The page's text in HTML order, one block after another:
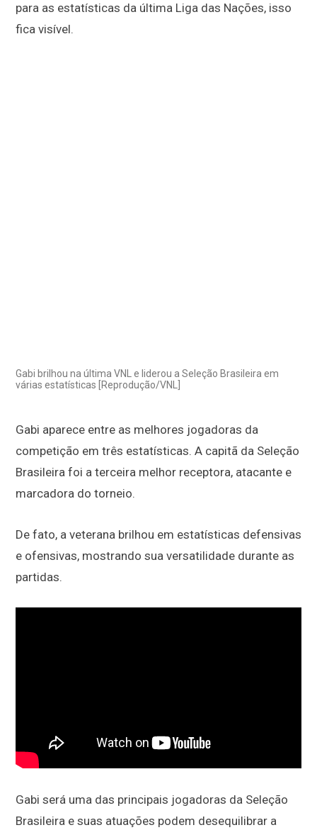
para as estatísticas da última Liga das Nações, isso
fica visível.
Gabi brilhou na última VNL e liderou a Seleção Brasileira em
várias estatísticas [Reprodução/VNL]
Gabi aparece entre as melhores jogadoras da
competição em três estatísticas. A capitã da Seleção
Brasileira foi a terceira melhor receptora, atacante e
marcadora do torneio.
De fato, a veterana brilhou em estatísticas defensivas
e ofensivas, mostrando sua versatilidade durante as
partidas.
Gabi será uma das principais jogadoras da Seleção
Brasileira e suas atuações podem desequilibrar a